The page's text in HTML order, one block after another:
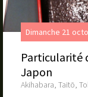
Dimanche 21
Particularité
Japon
Akihabara, Taitō,